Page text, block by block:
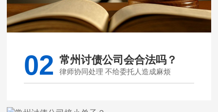
02 常州讨债公司会合法吗？
律师协同处理 不给委托人造成麻烦